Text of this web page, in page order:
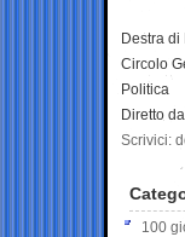
Destra
Circolo
Politica
Diretto
Scrivici:
100